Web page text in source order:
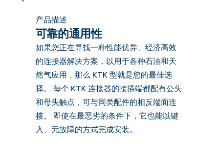
产品描述
可靠的通用性
如果您正在寻找一种性能优异、经济高效
的连接器解决方案，以用于各种石油和天
然气应用，那么 KTK 型就是您的最佳选
择。 每个 KTK 连接器的接插端都配有公头
和母头触点，可与同类配件的相反端面连
接。 即使在最恶劣的条件下，它也能以键
入、无故障的方式完成安装。